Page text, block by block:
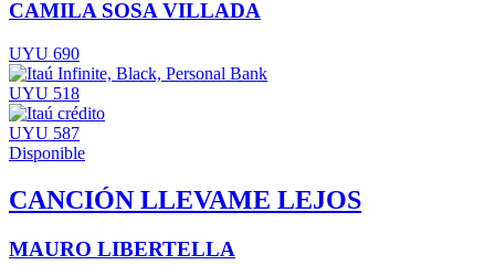
CAMILA SOSA VILLADA
UYU 690
UYU 518
UYU 587
Disponible
CANCIÓN LLEVAME LEJOS
MAURO LIBERTELLA